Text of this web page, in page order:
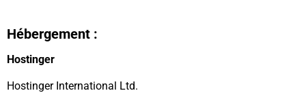
Hébergement :
Hostinger
Hostinger International Ltd.